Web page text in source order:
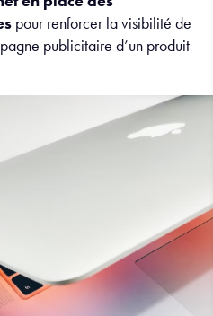
pour renforcer la visibilité de
publicitaire d’un produit